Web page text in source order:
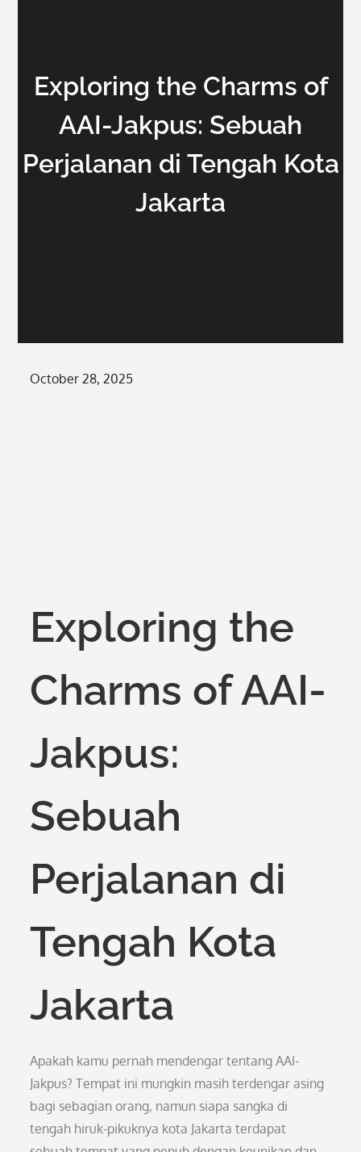
Exploring the Charms of
AAI-Jakpus: Sebuah
Perjalanan di Tengah Kota
Jakarta
Posted
October 28, 2025
Exploring the
Charms of AAI-
Jakpus:
Sebuah
Perjalanan di
Tengah Kota
Jakarta
Apakah kamu pernah mendengar tentang AAI-
Jakpus? Tempat ini mungkin masih terdengar asing
bagi sebagian orang, namun siapa sangka di
tengah hiruk-pikuknya kota Jakarta terdapat